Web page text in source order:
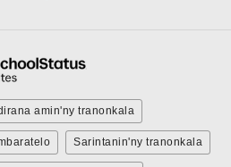
amin'ny tranonkala
Sarintanin'ny tranonkala